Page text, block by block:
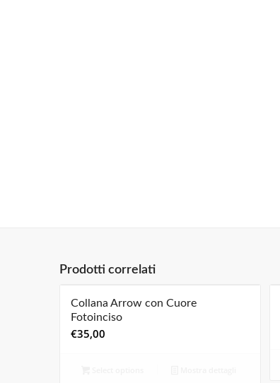
Prodotti correlati
Collana Arrow con Cuore
Fotoinciso
€35,00